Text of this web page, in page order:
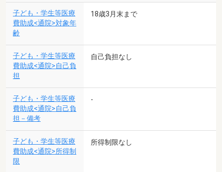
子ども・学生等医療
費助成<通院>対象年
齢
18歳3月末まで
子ども・学生等医療
費助成<通院>自己負
担
自己負担なし
子ども・学生等医療
費助成<通院>自己負
担－備考
-
子ども・学生等医療
費助成<通院>所得制
限
所得制限なし